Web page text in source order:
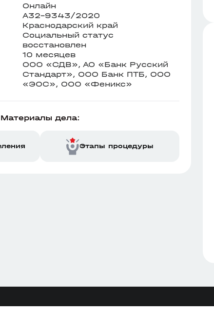
Онлайн
А32-9343/2020
Краснодарский край
Социальный статус
восстановлен
10 месяцев
ООО «СДВ», АО «Банк Русский
Стандарт», ООО Банк ПТБ, ООО
«ЭОС», ООО «Феникс»
Материалы дела:
Этапы процедуры